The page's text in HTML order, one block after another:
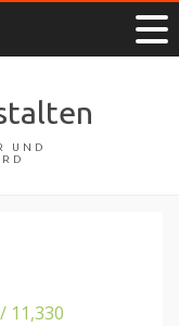
UND
11,330